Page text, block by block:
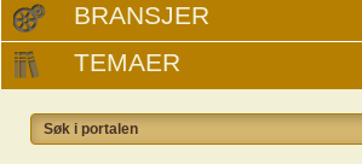
BRANSJER
TEMAER